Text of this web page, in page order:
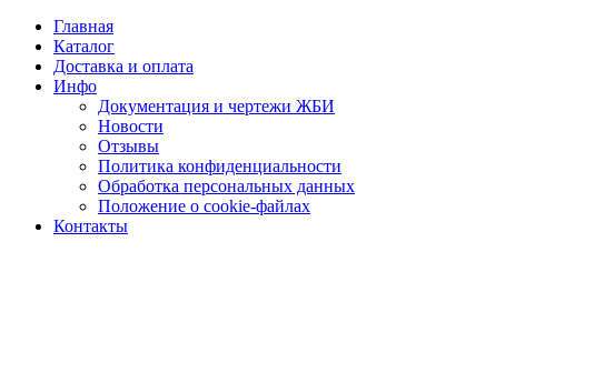
Главная
Каталог
Доставка и оплата
Инфо
Документация и чертежи ЖБИ
Новости
Отзывы
Политика конфиденциальности
Обработка персональных данных
Положение о cookie-файлах
Контакты